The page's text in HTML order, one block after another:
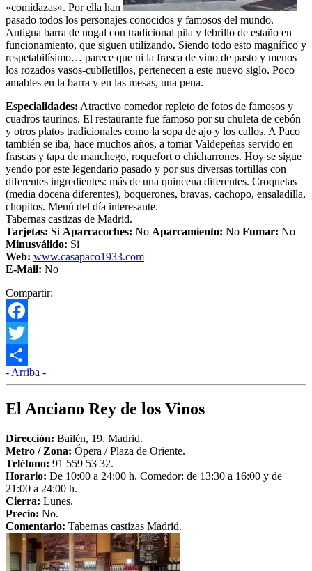
«comidazas». Por ella han
pasado todos los personajes conocidos y famosos del mundo.
Antigua barra de nogal con tradicional pila y lebrillo de estaño en
funcionamiento, que siguen utilizando. Siendo todo esto magnífico y
respetabilísimo… parece que ni la frasca de vino de pasto y menos
los rozados vasos-cubiletillos, pertenecen a este nuevo siglo. Poco
amables en la barra y en las mesas, una pena.
Especialidades: Atractivo comedor repleto de fotos de famosos y
cuadros taurinos. El restaurante fue famoso por su chuleta de cebón
y otros platos tradicionales como la sopa de ajo y los callos. A Paco
también se iba, hace muchos años, a tomar Valdepeñas servido en
frascas y tapa de manchego, roquefort o chicharrones. Hoy se sigue
yendo por este legendario pasado y por sus diversas tortillas con
diferentes ingredientes: más de una quincena diferentes. Croquetas
(media docena diferentes), boquerones, bravas, cachopo, ensaladilla,
chopitos. Menú del día interesante.
Tabernas castizas de Madrid.
Tarjetas: Si Aparcacoches: No Aparcamiento: No Fumar: No
Minusválido: Si
Web: www.casapaco1933.com
E-Mail: No
Compartir:
Facebook
Twitter
Compartir
- Arriba -
El Anciano Rey de los Vinos
Dirección: Bailén, 19. Madrid.
Metro / Zona: Ópera / Plaza de Oriente.
Teléfono: 91 559 53 32.
Horario: De 10:00 a 24:00 h. Comedor: de 13:30 a 16:00 y de
21:00 a 24:00 h.
Cierra: Lunes.
Precio: No.
Comentario: Tabernas castizas Madrid.